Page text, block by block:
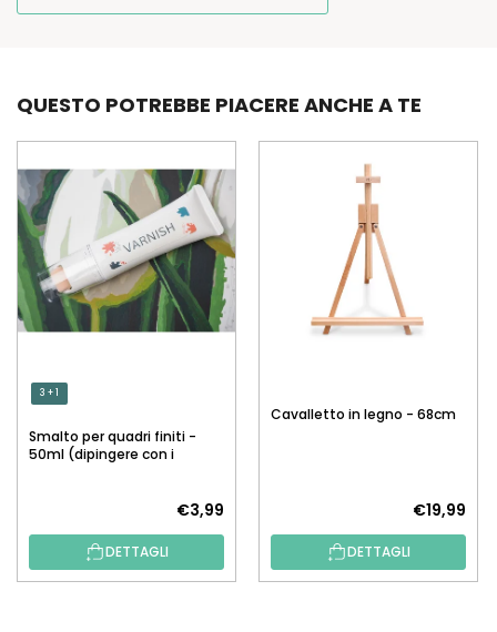
QUESTO POTREBBE PIACERE ANCHE A TE
3 + 1
Smalto per quadri finiti -
50ml (dipingere con i
€3,99
DETTAGLI
Cavalletto in legno - 68cm
€19,99
DETTAGLI